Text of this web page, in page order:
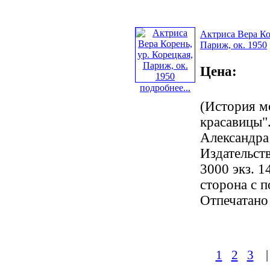
подробнее...
Актриса Вера
Париж, ок. 1950
Цена:
(История
3000 экз.
сторона с
1 2 3